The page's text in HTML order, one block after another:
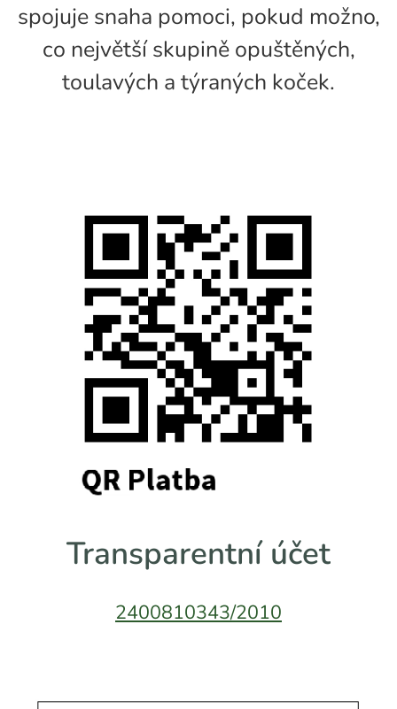
spojuje snaha pomoci, pokud možno,
co největší skupině opuštěných,
toulavých a týraných koček.
Transparentní účet
2400810343/2010